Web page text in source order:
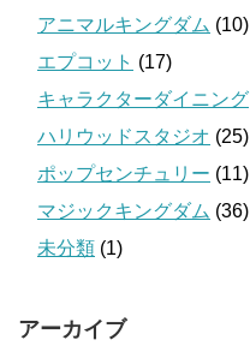
アニマルキングダム (10)
エプコット (17)
キャラクターダイニング
ハリウッドスタジオ (25)
ポップセンチュリー (11)
マジックキングダム (36)
未分類 (1)
アーカイブ